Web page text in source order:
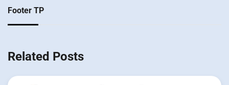
Footer TP
Related Posts